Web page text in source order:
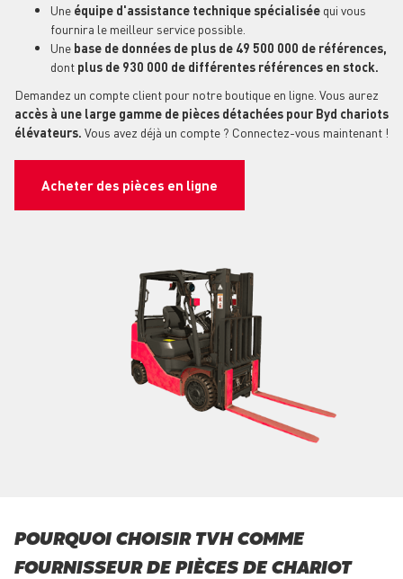
Une équipe d'assistance technique spécialisée qui vous
fournira le meilleur service possible.
Une base de données de plus de 49 500 000 de références,
dont plus de 930 000 de différentes références en stock.
Demandez un compte client pour notre boutique en ligne. Vous aurez
accès à une large gamme de pièces détachées pour Byd chariots
élévateurs. Vous avez déjà un compte ? Connectez-vous maintenant !
Acheter des pièces en ligne
POURQUOI CHOISIR TVH COMME
FOURNISSEUR DE PIÈCES DE CHARIOT